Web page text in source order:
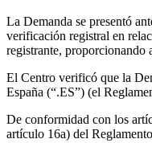
La Demanda se presentó
verificación registral en
registrante, proporcionando
El Centro verificó que la
España (“.ES”) (el
De conformidad con los
artículo 16a) del